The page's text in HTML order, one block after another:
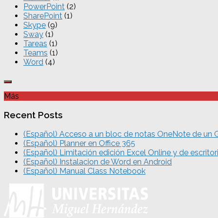
PowerPoint (2)
SharePoint (1)
Skype (9)
Sway (1)
Tareas (1)
Teams (1)
Word (4)
Más
Recent Posts
(Español) Acceso a un bloc de notas OneNote de un
(Español) Planner en Office 365
(Español) Limitación edición Excel Online y de
(Español) Instalacion de Word en Android
(Español) Manual Class Notebook